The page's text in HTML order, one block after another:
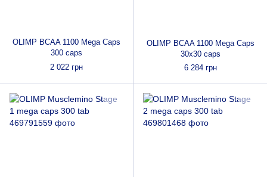
OLIMP BCAA 1100 Mega Caps
300 caps
2 022 грн
OLIMP BCAA 1100 Mega Caps
30х30 caps
6 284 грн